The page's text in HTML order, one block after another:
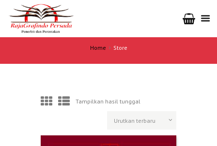
Home Store
Tampilkan hasil tunggal